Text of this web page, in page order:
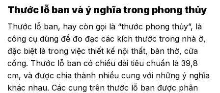
Thước lỗ ban và ý nghĩa trong phong thủy
Thước lỗ ban, hay còn gọi là “thước phong thủy”, là
công cụ dùng để đo đạc các kích thước trong nhà ở,
đặc biệt là trong việc thiết kế nội thất, bàn thờ, cửa
cổng. Thước lỗ ban có chiều dài tiêu chuẩn là 39,8
cm, và được chia thành nhiều cung với những ý nghĩa
khác nhau. Các cung trên thước lỗ ban được phân